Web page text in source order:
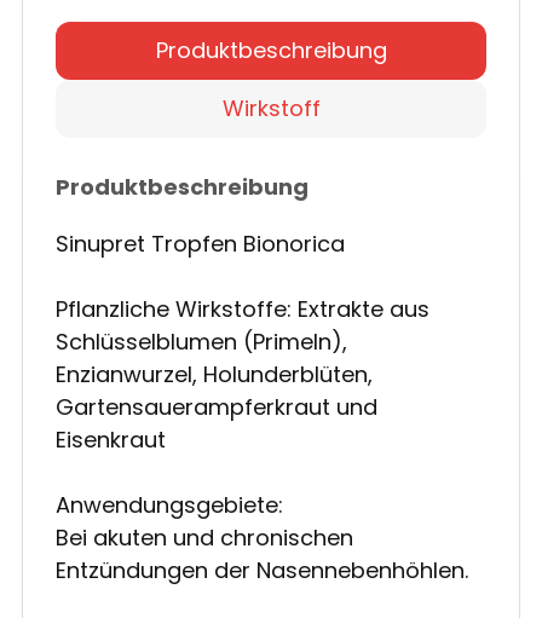
Produktbeschreibung
Wirkstoff
Produktbeschreibung
Sinupret Tropfen Bionorica
Pflanzliche Wirkstoffe: Extrakte aus
Schlüsselblumen (Primeln),
Enzianwurzel, Holunderblüten,
Gartensauerampferkraut und
Eisenkraut
Anwendungsgebiete:
Bei akuten und chronischen
Entzündungen der Nasennebenhöhlen.